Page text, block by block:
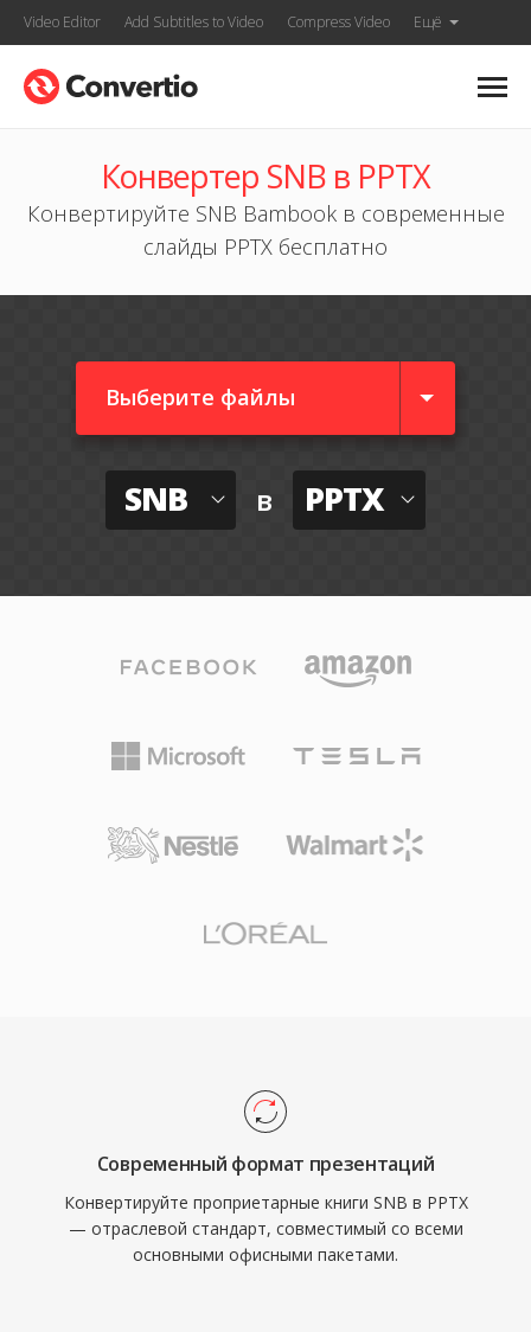
Video Editor Add Subtitles to Video Compress Video Ещё
Конвертер SNB в PPTX
Конвертируйте SNB Bambook в современные
слайды PPTX бесплатно
Выберите файлы
SNB в PPTX
Современный формат презентаций
Конвертируйте проприетарные книги SNB в PPTX
— отраслевой стандарт, совместимый со всеми
основными офисными пакетами.